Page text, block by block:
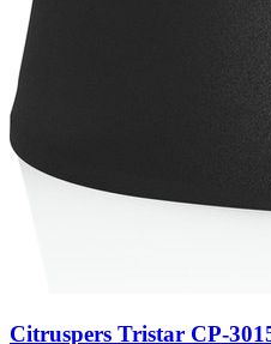
Citruspers Tristar CP-